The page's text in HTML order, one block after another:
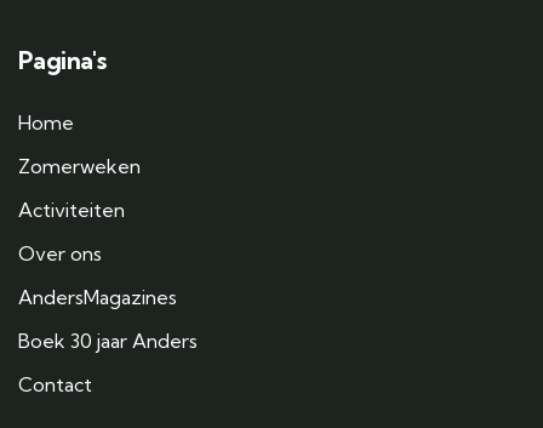
Pagina's
Home
Zomerweken
Activiteiten
Over ons
AndersMagazines
Boek 30 jaar Anders
Contact